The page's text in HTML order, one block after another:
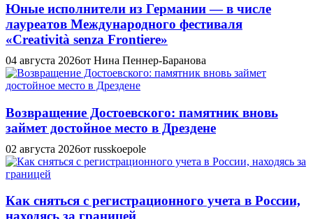
Юные исполнители из Германии — в числе
лауреатов Международного фестиваля
«Creatività senza Frontiere»
04 августа 2026от Нина Пеннер-Баранова
Возвращение Достоевского: памятник вновь
займет достойное место в Дрездене
02 августа 2026от russkoepole
Как сняться с регистрационного учета в России,